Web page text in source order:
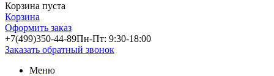
Корзина пуста
Корзина
Оформить заказ
+7(499)350-44-89Пн-Пт: 9:30-18:00
Заказать обратный звонок
Меню